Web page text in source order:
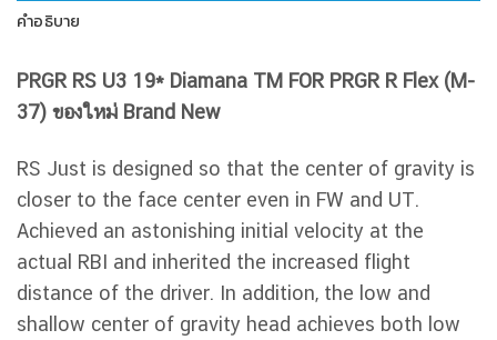
คำอธิบาย
PRGR RS U3 19* Diamana TM FOR PRGR R Flex (M-
37) ของใหม่ Brand New
RS Just is designed so that the center of gravity is
closer to the face center even in FW and UT.
Achieved an astonishing initial velocity at the
actual RBI and inherited the increased flight
distance of the driver. In addition, the low and
shallow center of gravity head achieves both low